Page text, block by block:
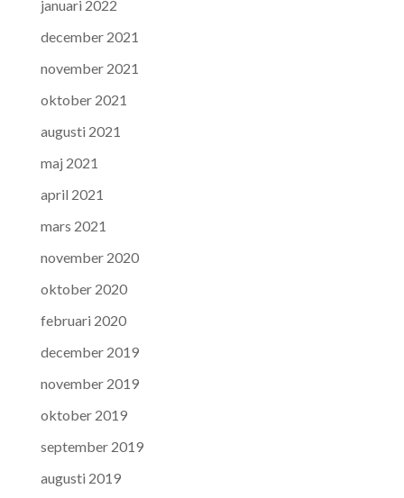
januari 2022
december 2021
november 2021
oktober 2021
augusti 2021
maj 2021
april 2021
mars 2021
november 2020
oktober 2020
februari 2020
december 2019
november 2019
oktober 2019
september 2019
augusti 2019